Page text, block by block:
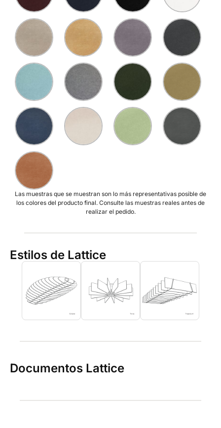
Las muestras que se muestran son lo más representativas posible de
los colores del producto final. Consulte las muestras reales antes de
realizar el pedido.
Estilos de Lattice
Documentos Lattice